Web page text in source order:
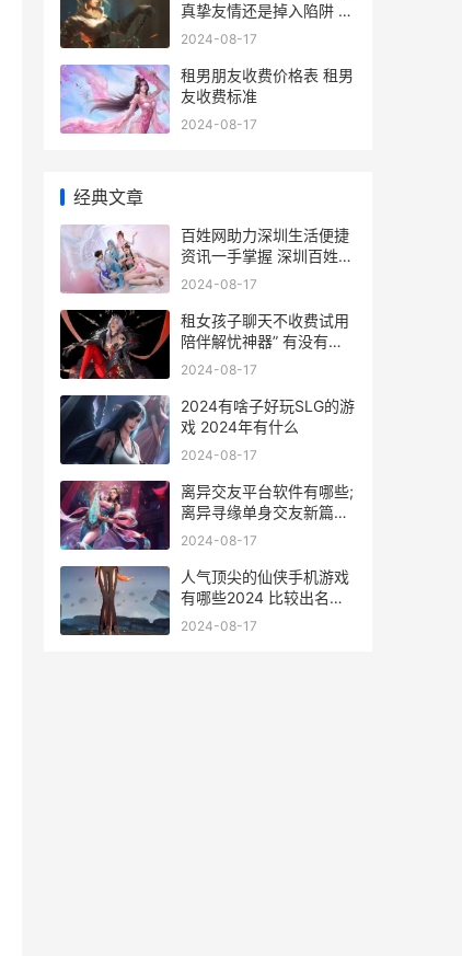
真挚友情还是掉入陷阱 精
华交友网骗局曝光
2024-08-17
租男朋友收费价格表 租男
友收费标准
2024-08-17
经典文章
百姓网助力深圳生活便捷
资讯一手掌握 深圳百姓网
找工作
2024-08-17
租女孩子聊天不收费试用
陪伴解忧神器” 有没有租
女朋友的联系方式
2024-08-17
2024有啥子好玩SLG的游
戏 2024年有什么
2024-08-17
离异交友平台软件有哪些;
离异寻缘单身交友新篇章
离异社交平台
2024-08-17
人气顶尖的仙侠手机游戏
有哪些2024 比较出名的
仙侠小说
2024-08-17